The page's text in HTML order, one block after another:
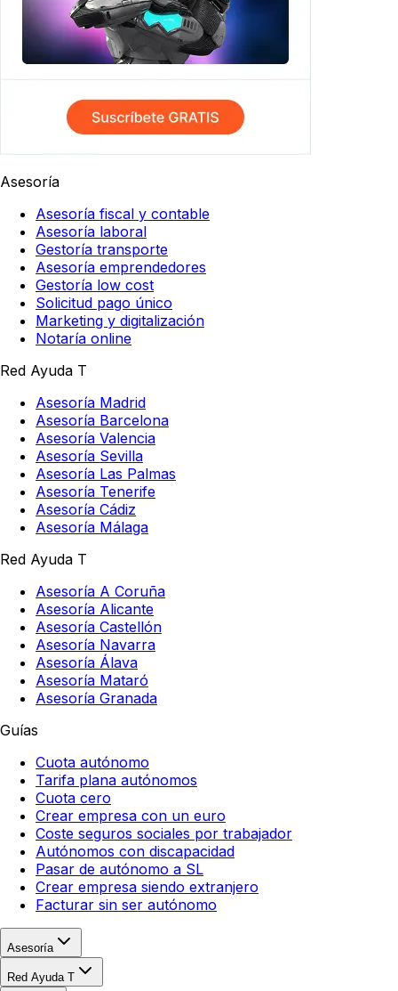
Asesoría
Asesoría fiscal y contable
Asesoría laboral
Gestoría transporte
Asesoría emprendedores
Gestoría low cost
Solicitud pago único
Marketing y digitalización
Notaría online
Red Ayuda T
Asesoría Madrid
Asesoría Barcelona
Asesoría Valencia
Asesoría Sevilla
Asesoría Las Palmas
Asesoría Tenerife
Asesoría Cádiz
Asesoría Málaga
Red Ayuda T
Asesoría A Coruña
Asesoría Alicante
Asesoría Castellón
Asesoría Navarra
Asesoría Álava
Asesoría Mataró
Asesoría Granada
Guías
Cuota autónomo
Tarifa plana autónomos
Cuota cero
Crear empresa con un euro
Coste seguros sociales por trabajador
Autónomos con discapacidad
Pasar de autónomo a SL
Crear empresa siendo extranjero
Facturar sin ser autónomo
Asesoría
Red Ayuda T